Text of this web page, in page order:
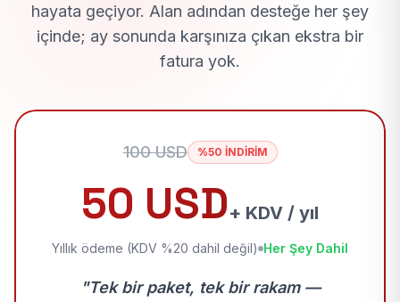
hayata geçiyor. Alan adından desteğe her şey
içinde; ay sonunda karşınıza çıkan ekstra bir
fatura yok.
100 USD %50 İNDİRİM
50 USD+ KDV / yıl
Yıllık ödeme (KDV %20 dahil değil) Her Şey Dahil
"Tek bir paket, tek bir rakam —